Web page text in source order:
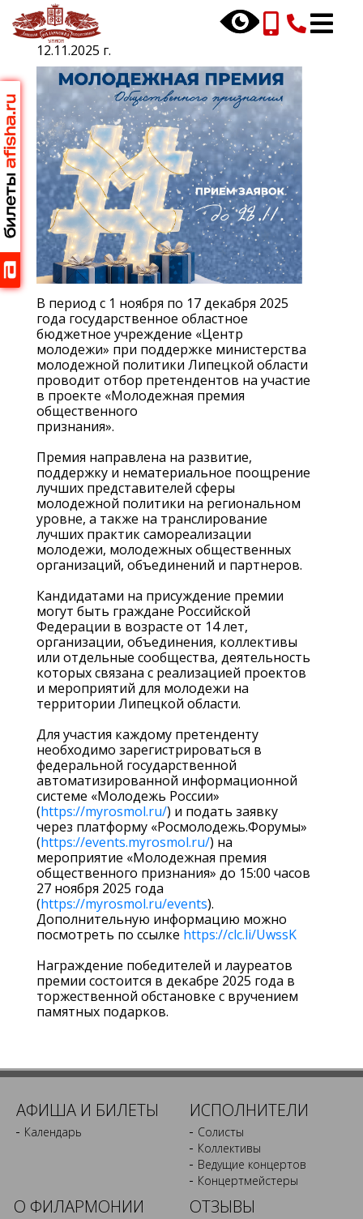
Перейти
основному
содержанию
12.11.2025 г.
В период с 1 ноября по 17 декабря 2025
года государственное областное
бюджетное учреждение «Центр
молодежи» при поддержке министерства
молодежной политики Липецкой области
проводит отбор претендентов на участие
в проекте «Молодежная премия
общественного
признания».
Премия направлена на развитие,
поддержку и нематериальное поощрение
лучших представителей сферы
молодежной политики на региональном
уровне, а также на транслирование
лучших практиксамореализации
молодежи, молодежных общественных
организаций, объединений и партнеров.
Кандидатами на присуждение премии
могут быть граждане Российской
Федерации в возрасте от 14 лет,
организации, объединения, коллективы
или отдельные сообщества, деятельность
которых связана с реализацией проектов
и мероприятий для молодежи на
территории Липецкой области.
Для участия каждому претенденту
необходимо зарегистрироваться в
федеральной государственной
автоматизированной информационной
системе «Молодежь России»
(https://myrosmol.ru/) и подать заявку
через платформу «Росмолодежь.Форумы»
(https://events.myrosmol.ru/) на
мероприятие «Молодежная премия
общественного признания» до 15:00 часов
27 ноября 2025 года
(https://myrosmol.ru/events).
Дополнительную информацию можно
посмотреть по ссылке https://clc.li/UwssK
Награждение победителей и лауреатов
премии состоится в декабре 2025 года в
торжественной обстановке с вручением
памятных подарков.
АФИША И БИЛЕТЫ
Календарь
ИСПОЛНИТЕЛИ
Солисты
Коллективы
Ведущие концертов
Концертмейстеры
О ФИЛАРМОНИИ ОТЗЫВЫ